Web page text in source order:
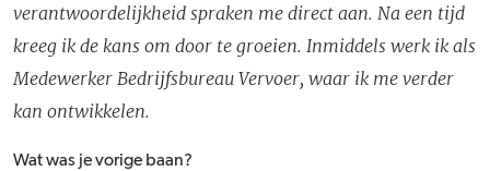
verantwoordelijkheid spraken me direct aan. Na een tijd
kreeg ik de kans om door te groeien. Inmiddels werk ik als
Medewerker Bedrijfsbureau Vervoer, waar ik me verder
kan ontwikkelen.
Wat was je vorige baan?